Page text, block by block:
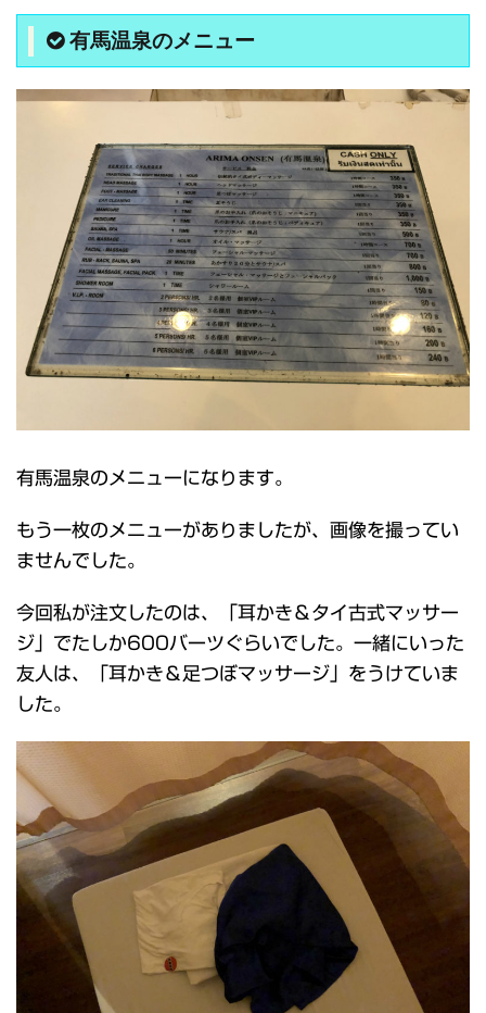
有馬温泉のメニュー
有馬温泉のメニューになります。
もう一枚のメニューがありましたが、画像を撮ってい
ませんでした。
今回私が注文したのは、「耳かき＆タイ古式マッサー
ジ」でたしか600バーツぐらいでした。一緒にいった
友人は、「耳かき＆足つぼマッサージ」をうけていま
した。